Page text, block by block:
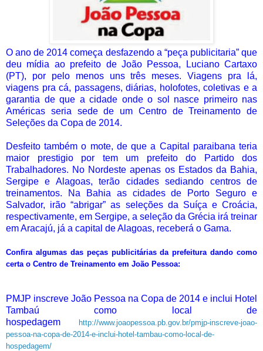
O ano de 2014 começa desfazendo a “peça publicitaria” que
deu mídia ao prefeito de João Pessoa, Luciano Cartaxo
(PT), por pelo menos uns três meses. Viagens pra lá,
viagens pra cá, passagens, diárias, holofotes, coletivas e a
garantia de que a cidade onde o sol nasce primeiro nas
Américas seria sede de um Centro de Treinamento de
Seleções da Copa de 2014.
Desfeito também o mote, de que a Capital paraibana teria
maior prestigio por tem um prefeito do Partido dos
Trabalhadores. No Nordeste apenas os Estados da Bahia,
Sergipe e Alagoas, terão cidades sediando centros de
treinamentos. Na Bahia as cidades de Porto Seguro e
Salvador, irão “abrigar” as seleções da Suíça e Croácia,
respectivamente, em Sergipe, a seleção da Grécia irá treinar
em Aracajú, já a capital de Alagoas, receberá o Gama.
Confira algumas das peças publicitárias da prefeitura dando como
certa o Centro de Treinamento em João Pessoa:
PMJP inscreve João Pessoa na Copa de 2014 e inclui Hotel
Tambaú como local de
hospedagem
http://www.joaopessoa.pb.gov.br/pmjp-inscreve-joao-
pessoa-na-copa-de-2014-e-inclui-hotel-tambau-como-local-de-
hospedagem/